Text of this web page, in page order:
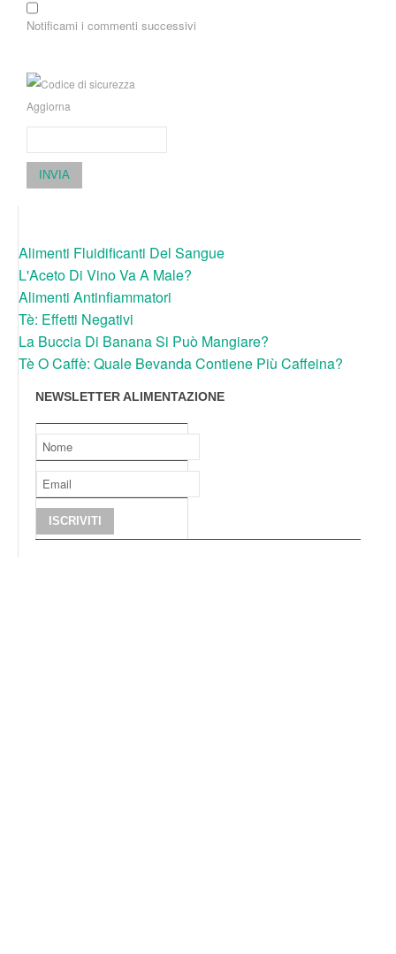
Notificami i commenti successivi
Aggiorna
INVIA
Alimenti Fluidificanti Del Sangue
L'Aceto Di Vino Va A Male?
Alimenti Antinfiammatori
Tè: Effetti Negativi
La Buccia Di Banana Si Può Mangiare?
Tè O Caffè: Quale Bevanda Contiene Più Caffeina?
NEWSLETTER ALIMENTAZIONE